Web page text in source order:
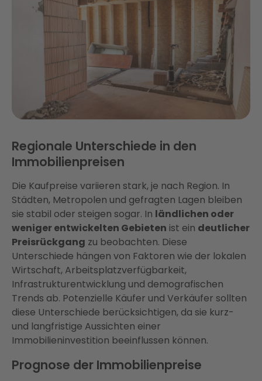
Regionale Unterschiede in den
Immobilienpreisen
Die Kaufpreise variieren stark, je nach Region. In
Städten, Metropolen und gefragten Lagen bleiben
sie stabil oder steigen sogar. In ländlichen oder
weniger entwickelten Gebieten ist ein deutlicher
Preisrückgang zu beobachten. Diese
Unterschiede hängen von Faktoren wie der lokalen
Wirtschaft, Arbeitsplatzverfügbarkeit,
Infrastrukturentwicklung und demografischen
Trends ab. Potenzielle Käufer und Verkäufer sollten
diese Unterschiede berücksichtigen, da sie kurz-
und langfristige Aussichten einer
Immobilieninvestition beeinflussen können.
Prognose der Immobilienpreise